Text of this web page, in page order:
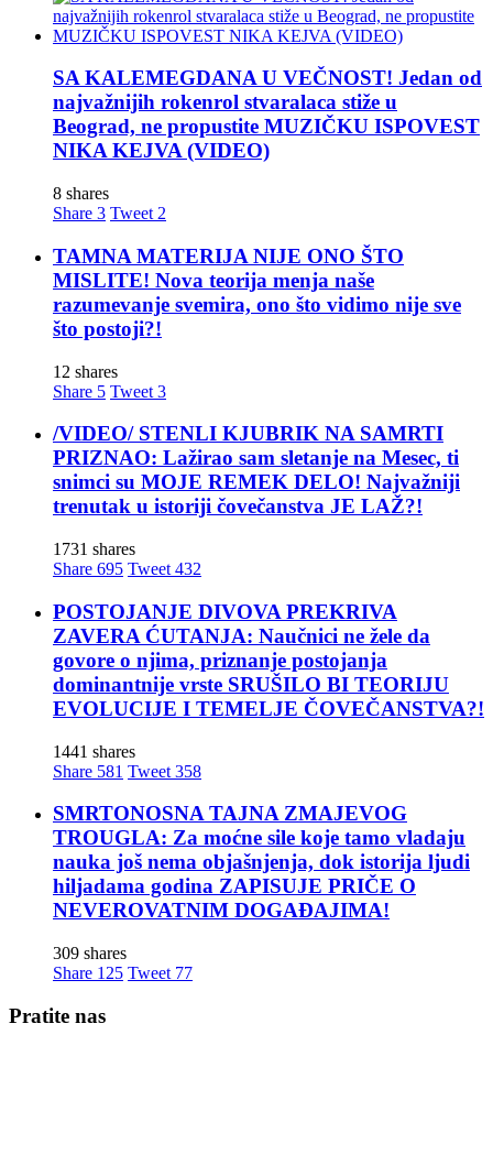
SA KALEMEGDANA U VEČNOST! Jedan od
najvažnijih rokenrol stvaralaca stiže u
Beograd, ne propustite MUZIČKU ISPOVEST
NIKA KEJVA (VIDEO)
8 shares
Share 3 Tweet 2
TAMNA MATERIJA NIJE ONO ŠTO
MISLITE! Nova teorija menja naše
razumevanje svemira, ono što vidimo nije sve
što postoji?!
12 shares
Share 5 Tweet 3
/VIDEO/ STENLI KJUBRIK NA SAMRTI
PRIZNAO: Lažirao sam sletanje na Mesec, ti
snimci su MOJE REMEK DELO! Najvažniji
trenutak u istoriji čovečanstva JE LAŽ?!
1731 shares
Share 695 Tweet 432
POSTOJANJE DIVOVA PREKRIVA
ZAVERA ĆUTANJA: Naučnici ne žele da
govore o njima, priznanje postojanja
dominantnije vrste SRUŠILO BI TEORIJU
EVOLUCIJE I TEMELJE ČOVEČANSTVA?!
1441 shares
Share 581 Tweet 358
SMRTONOSNA TAJNA ZMAJEVOG
TROUGLA: Za moćne sile koje tamo vladaju
nauka još nema objašnjenja, dok istorija ljudi
hiljadama godina ZAPISUJE PRIČE O
NEVEROVATNIM DOGAĐAJIMA!
309 shares
Share 125 Tweet 77
Pratite nas